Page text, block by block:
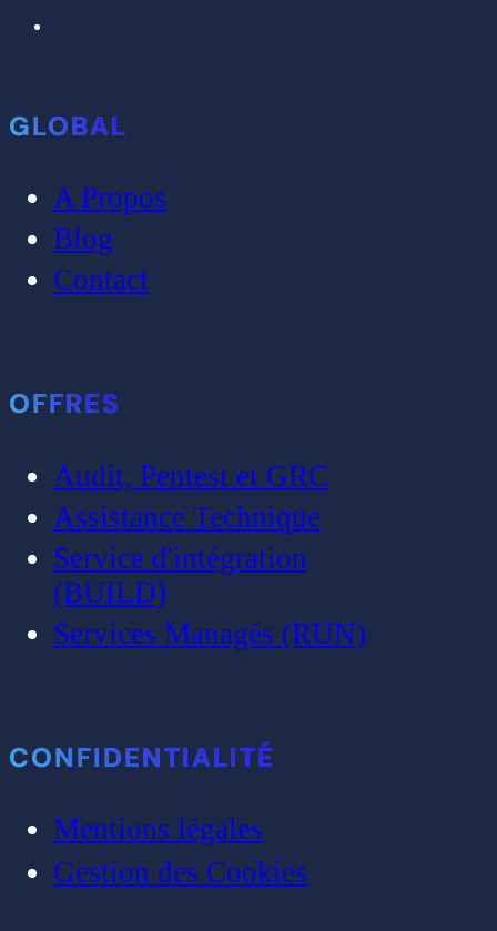
GLOBAL
A Propos
Blog
Contact
OFFRES
Audit, Pentest et GRC
Assistance Technique
Service d'intégration
(BUILD)
Services Managés (RUN)
CONFIDENTIALITÉ
Mentions légales
Gestion des Cookies